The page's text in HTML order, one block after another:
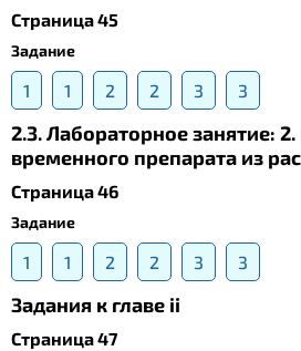
Страница 45
Задание
1 1 2 2 3 3
2.3. Лабораторное занятие:
временного препарата из
Страница 46
Задание
1 1 2 2 3 3
Задания к главе ii
Страница 47